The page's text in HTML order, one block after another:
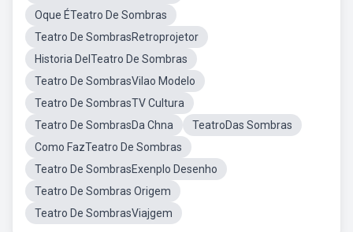
Oque ÉTeatro De Sombras
Teatro De SombrasRetroprojetor
Historia DelTeatro De Sombras
Teatro De SombrasVilao Modelo
Teatro De SombrasTV Cultura
Teatro De SombrasDa Chna
TeatroDas Sombras
Como FazTeatro De Sombras
Teatro De SombrasExenplo Desenho
Teatro De Sombras Origem
Teatro De SombrasViajgem